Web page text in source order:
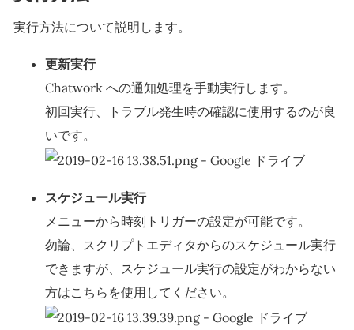
実行方法について説明します。
更新実行
Chatwork への通知処理を手動実行します。
初回実行、トラブル発生時の確認に使用するのが良
いです。
スケジュール実行
メニューから時刻トリガーの設定が可能です。
勿論、スクリプトエディタからのスケジュール実行
できますが、スケジュール実行の設定がわからない
方はこちらを使用してください。